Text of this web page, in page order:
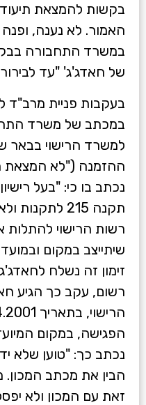
בקשות להמצאת תיעוד
האמור. לא נענה,
במשרד התחבורה
של חאדג'ג' "עד לבירור
בעקבות פניית מרב"ד
למשרד הרישוי בבאר
ההזמנה ("לא המצאת
נכתב בו כי: "בעל
תקנה 215
רשות הרישוי להתלות
שיתייצב במקום
זימון זה נשלח
רשום, עקב כך הגיע
הפגישה, במקום
נכתב כך: "טוען שלא
הבין את מכתב המכון.
זאת עם המכון ולא